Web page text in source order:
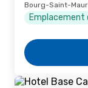
Bourg-Saint-
Emplacement